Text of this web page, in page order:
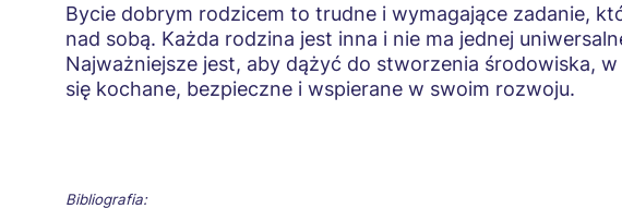
Bycie dobrym rodzicem to trudne i wymagające zadanie,
nad sobą. Każda rodzina jest inna i nie ma jednej
Najważniejsze jest, aby dążyć do stworzenia środowiska,
się kochane, bezpieczne i wspierane w swoim rozwoju.
Bibliografia: